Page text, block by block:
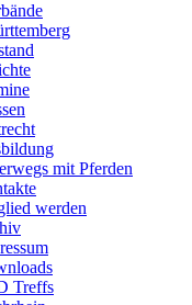
mit Pferden
werden
Treffs